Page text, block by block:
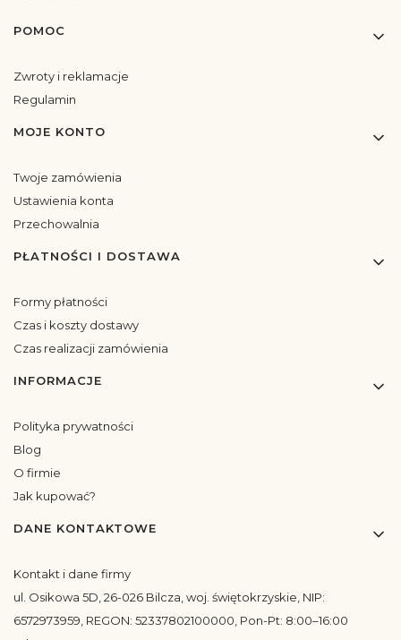
Linki w stopce
POMOC
Zwroty i reklamacje
Regulamin
MOJE KONTO
Twoje zamówienia
Ustawienia konta
Przechowalnia
PŁATNOŚCI I DOSTAWA
Formy płatności
Czas i koszty dostawy
Czas realizacji zamówienia
INFORMACJE
Polityka prywatności
Blog
O firmie
Jak kupować?
DANE KONTAKTOWE
Kontakt i dane firmy
ul. Osikowa 5D, 26-026 Bilcza, woj. świętokrzyskie, NIP:
6572973959, REGON: 52337802100000, Pon-Pt: 8:00–16:00